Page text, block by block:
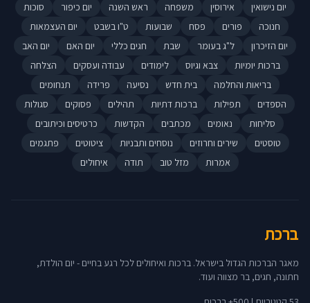
יום נישואין
אירוסין משפחה ראש השנה יום כיפור
סוכות
חנוכה
פורים פסח שבועות ט"ו בשבט
יום העצמאות
יום הזיכרון
ל"ג בעומר שבת חגים כללי יום האם
יום האב
ברכות יומיות
צבא וגיוס לימודים עבודה ועסקים
הצלחה
בריאות והחלמה
בית חדש נסיעה פרידה
תנחומים
הספדים
תפילות ברכות דתיות תהילים פסוקים
סגולות
סליחות
נאומים מכתבים הקדשות
כרטיסים וכיתובים
טוסטים
שירים וחרוזים נוסחים ותבניות ציטוטים
פתגמים
אמרות
מזל טוב תודה איחולים
ברכת
מאגר הברכות הגדול בישראל. ברכות ואיחולים לכל רגע בחיים - יום הולדת,
חתונה, חגים, בר מצווה ועוד.